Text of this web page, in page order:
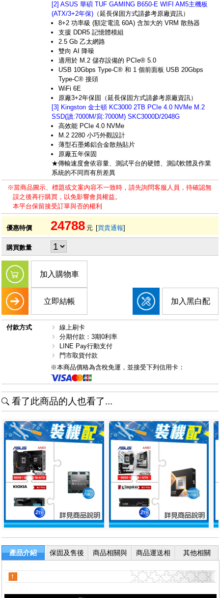
[2] ASUS 華碩 TUF GAMING B650-E WIFI AM5主機板
(ATX/3+2年保) （延長保固方式請參考原廠資訊）
8+2 功率級 (額定電流 60A) 含加大的 VRM 散熱器
支援 DDR5 記憶體模組
2.5 Gb 乙太網路
雙向 AI 降噪
適用於 M.2 儲存設備的 PCIe® 5.0
USB 10Gbps Type-C® 和 1 個前面板 USB 20Gbps
Type-C® 接頭
WiFi 6E
原廠3+2年保固（延長保固方式請參考原廠資訊）
[3] Kingston 金士頓 KC3000 2TB PCIe 4.0 NVMe M.2
SSD(讀:7000M/寫:7000M) SKC3000D/2048G
高效能 PCIe 4.0 NVMe
M.2 2280 小巧外觀設計
薄型石墨烯鋁合金散熱貼片
原廠五年保固
★傳輸速度會依容量、測試平台的硬體、測試軟體及作業
系統的不同而有所差異
※當商品圖示、標題或文案內容不一致時，請先詢問客服人員，待確認無
誤之後再行購買，以免影響會員權益。
本平台保留接受訂單與否的權利
優惠特價 24788 元 [買貴通報]
購買數量
加入購物車
立即結帳 加入黑白配
付款方式
線上刷卡
分期付款：3期0利率
LINE Pay行動支付
門市取貨付款
※本商品價格為含稅免運，並接受下列信用卡：
看了此商品的人也看了...
產品介紹
保固及售後
商品相關與
商品運送相
其他相關